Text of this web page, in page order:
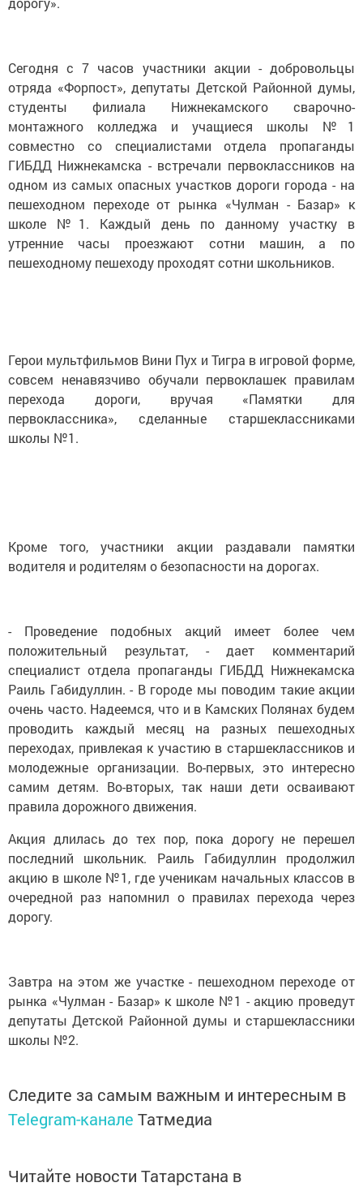
Сегодня с 7 часов участники акции - добровольцы
отряда «Форпост», депутаты Детской Районной думы,
студенты филиала Нижнекамского сварочно-
монтажного колледжа и учащиеся школы №1
совместно со специалистами отдела пропаганды
ГИБДД Нижнекамска - встречали первоклассников на
одном из самых опасных участков дороги города - на
пешеходном переходе от рынка «Чулман - Базар» к
школе №1. Каждый день по данному участку в
утренние часы проезжают сотни машин, а по
пешеходному пешеходу проходят сотни школьников.
Герои мультфильмов Вини Пух и Тигра в игровой форме,
совсем ненавязчиво обучали первоклашек правилам
перехода дороги, вручая «Памятки для
первоклассника», сделанные старшеклассниками
школы №1.
Кроме того, участники акции раздавали памятки
водителя и родителям о безопасности на дорогах.
- Проведение подобных акций имеет более чем
положительный результат, - дает комментарий
специалист отдела пропаганды ГИБДД Нижнекамска
Раиль Габидуллин. - В городе мы поводим такие акции
очень часто. Надеемся, что и в Камских Полянах будем
проводить каждый месяц на разных пешеходных
переходах, привлекая к участию в старшеклассников и
молодежные организации. Во-первых, это интересно
самим детям. Во-вторых, так наши дети осваивают
правила дорожного движения.
Акция длилась до тех пор, пока дорогу не перешел
последний школьник. Раиль Габидуллин продолжил
акцию в школе №1, где ученикам начальных классов в
очередной раз напомнил о правилах перехода через
дорогу.
Завтра на этом же участке - пешеходном переходе от
рынка «Чулман - Базар» к школе №1 - акцию проведут
депутаты Детской Районной думы и старшеклассники
школы №2.
Следите за самым важным и интересным в
Telegram-канале Татмедиа
Читайте новости Татарстана в